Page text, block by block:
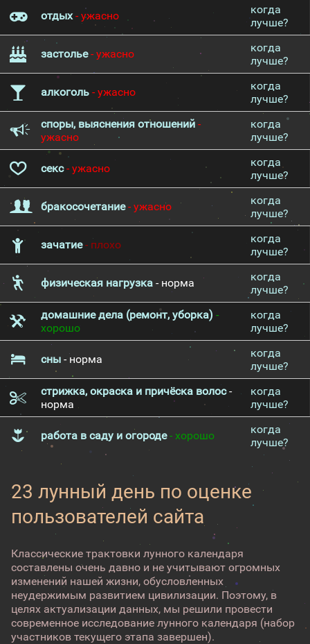
отдых- ужасно
когда
лучше?
застолье- ужасно
когда
лучше?
алкоголь - ужасно
когда
лучше?
споры, выяснения отношений -
ужасно
когда
лучше?
секс- ужасно
когда
лучше?
бракосочетание- ужасно
когда
лучше?
зачатие- плохо
когда
лучше?
физическая нагрузка - норма
когда
лучше?
домашние дела (ремонт, уборка) -
хорошо
когда
лучше?
сны - норма
когда
лучше?
стрижка, окраска и причёска волос-
норма
когда
лучше?
работа в саду и огороде- хорошо
когда
лучше?
23 лунный день по оценке
пользователей сайта
Классические трактовки лунного календаря
составлены очень давно и не учитывают огромных
изменений нашей жизни, обусловленных
неудержимым развитием цивилизации. Поэтому, в
целях актуализации данных, мы решили провести
современное исследование лунного календаря (набор
участников текущего этапа завершен).